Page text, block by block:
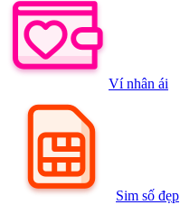
Ví nhân ái
Sim số đẹp